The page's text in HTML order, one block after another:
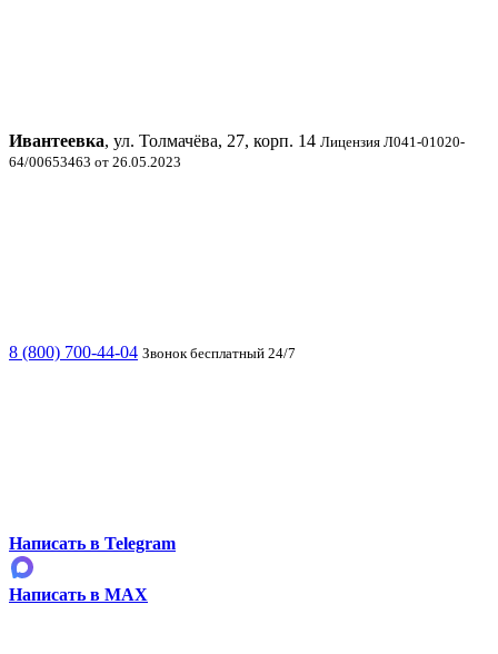
Ивантеевка, ул. Толмачёва, 27, корп. 14 Лицензия Л041-01020-
64/00653463 от 26.05.2023
8 (800) 700-44-04 Звонок бесплатный 24/7
Написать в Telegram
Написать в MAX